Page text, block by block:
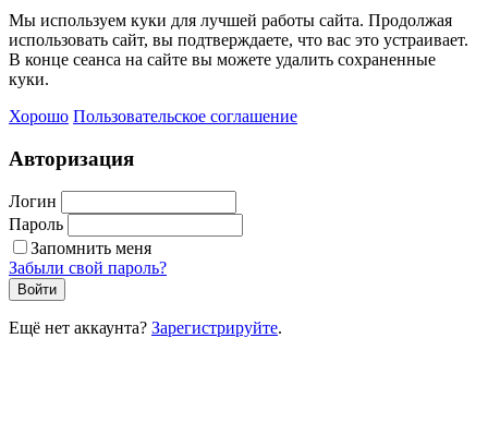
Мы используем куки для лучшей работы сайта. Продолжая
использовать сайт, вы подтверждаете, что вас это устраивает.
В конце сеанса на сайте вы можете удалить сохраненные
куки.
Хорошо Пользовательское соглашение
Авторизация
Логин
Пароль
Запомнить меня
Забыли свой пароль?
Войти
Ещё нет аккаунта? Зарегистрируйте.